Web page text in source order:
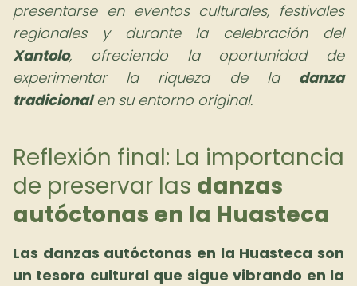
presentarse en eventos culturales, festivales
regionales y durante la celebración del
Xantolo, ofreciendo la oportunidad de
experimentar la riqueza de la danza
tradicionalen su entorno original.
Reflexión final: La importancia
de preservar las danzas
autóctonas en la Huasteca
Las danzas autóctonas en la Huasteca son
un tesoro cultural que sigue vibrando en la